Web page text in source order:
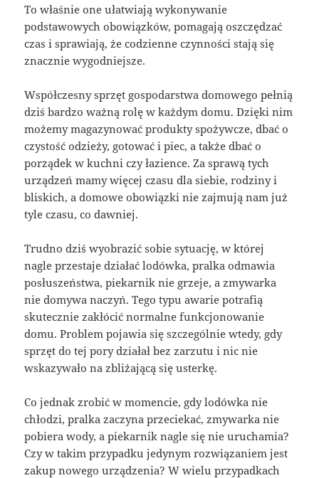
To właśnie one ułatwiają wykonywanie
podstawowych obowiązków, pomagają oszczędzać
czas i sprawiają, że codzienne czynności stają się
znacznie wygodniejsze.
Współczesny sprzęt gospodarstwa domowego pełnią
dziś bardzo ważną rolę w każdym domu. Dzięki nim
możemy magazynować produkty spożywcze, dbać o
czystość odzieży, gotować i piec, a także dbać o
porządek w kuchni czy łazience. Za sprawą tych
urządzeń mamy więcej czasu dla siebie, rodziny i
bliskich, a domowe obowiązki nie zajmują nam już
tyle czasu, co dawniej.
Trudno dziś wyobrazić sobie sytuację, w której
nagle przestaje działać lodówka, pralka odmawia
posłuszeństwa, piekarnik nie grzeje, a zmywarka
nie domywa naczyń. Tego typu awarie potrafią
skutecznie zakłócić normalne funkcjonowanie
domu. Problem pojawia się szczególnie wtedy, gdy
sprzęt do tej pory działał bez zarzutu i nic nie
wskazywało na zbliżającą się usterkę.
Co jednak zrobić w momencie, gdy lodówka nie
chłodzi, pralka zaczyna przeciekać, zmywarka nie
pobiera wody, a piekarnik nagle się nie uruchamia?
Czy w takim przypadku jedynym rozwiązaniem jest
zakup nowego urządzenia? W wielu przypadkach